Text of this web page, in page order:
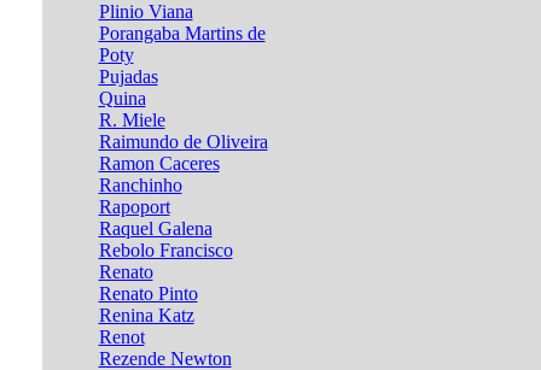
Plinio Viana
Porangaba Martins de
Poty
Pujadas
Quina
R. Miele
Raimundo de Oliveira
Ramon Caceres
Ranchinho
Rapoport
Raquel Galena
Rebolo Francisco
Renato
Renato Pinto
Renina Katz
Renot
Rezende Newton